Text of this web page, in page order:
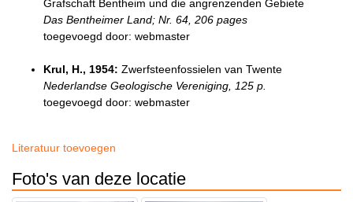
Grafschaft Bentheim und die angrenzenden Gebiete
Das Bentheimer Land; Nr. 64, 206 pages
toegevoegd door: webmaster
Krul, H., 1954: Zwerfsteenfossielen van Twente
Nederlandse Geologische Vereniging, 125 p.
toegevoegd door: webmaster
Literatuur toevoegen
Foto's van deze locatie